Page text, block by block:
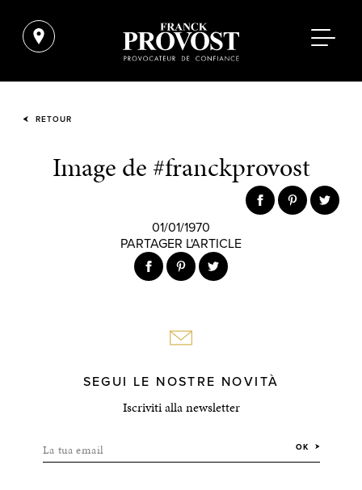
RETOUR
Image de #franckprovost
01/01/1970
PARTAGER L'ARTICLE
SEGUI LE NOSTRE NOVITÀ
Iscriviti alla newsletter
La tua email OK